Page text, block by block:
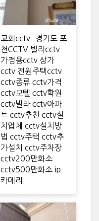
교회cctv -경기도 포
천CCTV 빌라cctv
가정용cctv 상가
cctv 전원주택cctv
cctv종류 cctv가격
cctv모텔 cctv학원
cctv빌라 cctv아파
트 cctv추천 cctv설
치업체 cctv설치방
법 cctv주택 cctv추
가설치 cctv주차장
cctv200만화소
cctv500만화소 ip
카메라